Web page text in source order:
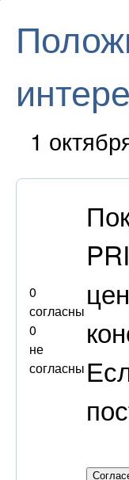
1
0
согласны
0
не
согласны